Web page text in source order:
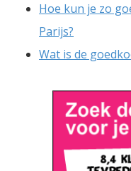
Hoe kun je zo
Parijs?
Wat is de